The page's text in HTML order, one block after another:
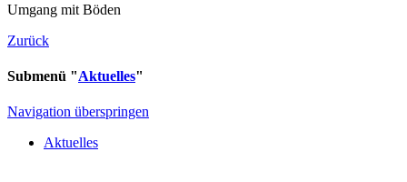
Umgang mit Böden
Zurück
Submenü "Aktuelles"
Navigation überspringen
Aktuelles